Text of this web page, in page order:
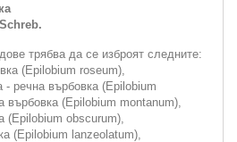
трябва да се изброят следните:
(Epilobium roseum),
- речна върбовка (Epilobium
върбовка (Epilobium montanum),
(Epilobium obscurum),
(Epilobium lanzeolatum),